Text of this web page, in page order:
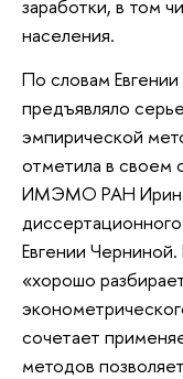
заработки, в том
населения.
По словам
предъявляло
эмпирической
отметила в своем
ИМЭМО РАН
Евгении
«хорошо
сочетает
методов